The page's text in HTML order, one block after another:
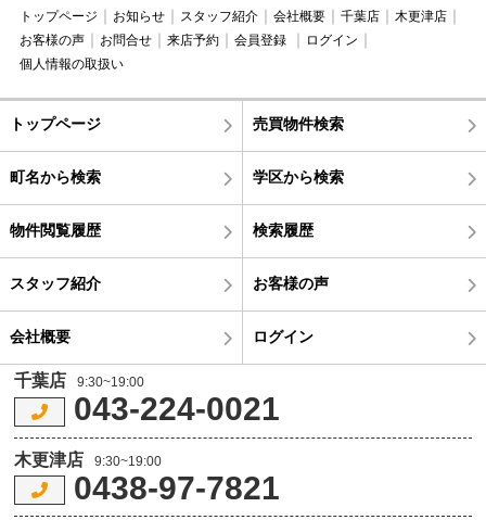
トップページ お知らせ スタッフ紹介 会社概要 千葉店
木更津店
お客様の声
お問合せ 来店予約 会員登録
ログイン
個人情報の取扱い
トップページ 売買物件検索
町名から検索 学区から検索
物件閲覧履歴 検索履歴
スタッフ紹介 お客様の声
会社概要 ログイン
千葉店 9:30~19:00
043-224-0021
木更津店 9:30~19:00
0438-97-7821